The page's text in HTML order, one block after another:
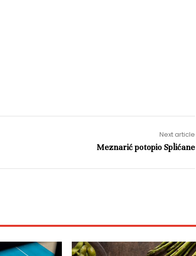
Next article
Meznarić potopio Splićane